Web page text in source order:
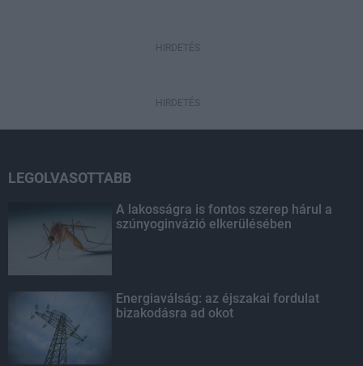
HIRDETÉS
HIRDETÉS
LEGOLVASOTTABB
A lakosságra is fontos szerep hárul a
szúnyoginvázió elkerülésében
Energiaválság: az éjszakai fordulat
bizakodásra ad okot